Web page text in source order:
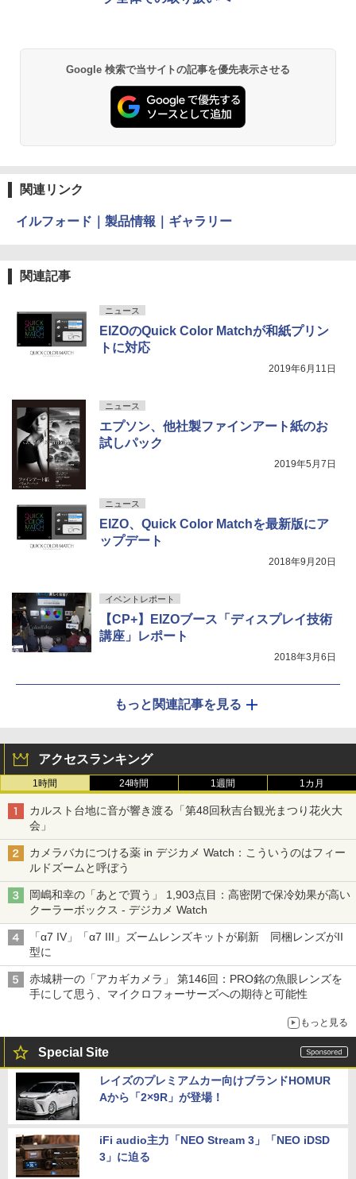
Google 検索で当サイトの記事を優先表示させる
関連リンク
イルフォード｜製品情報｜ギャラリー
関連記事
ニュース
EIZOのQuick Color Matchが和紙プリン
トに対応
2019年6月11日
ニュース
エプソン、他社製ファインアート紙のお
試しパック
2019年5月7日
ニュース
EIZO、Quick Color Matchを最新版にア
ップデート
2018年9月20日
イベントレポート
【CP+】EIZOブース「ディスプレイ技術
講座」レポート
2018年3月6日
もっと関連記事を見る
アクセスランキング
1時間 24時間 1週間 1カ月
カルスト台地に音が響き渡る「第48回秋吉台観光まつり花火大
会」
カメラバカにつける薬 in デジカメ Watch：こういうのはフィー
ルドズームと呼ぼう
岡嶋和幸の「あとで買う」 1,903点目：高密閉で保冷効果が高い
クーラーボックス - デジカメ Watch
「α7 IV」「α7 III」ズームレンズキットが刷新 同梱レンズがII
型に
赤城耕一の「アカギカメラ」 第146回：PRO銘の魚眼レンズを
手にして思う、マイクロフォーサーズへの期待と可能性
もっと見る
Special Site
レイズのプレミアムカー向けブランドHOMUR
Aから「2×9R」が登場！
iFi audio主力「NEO Stream 3」「NEO iDSD
3」に迫る